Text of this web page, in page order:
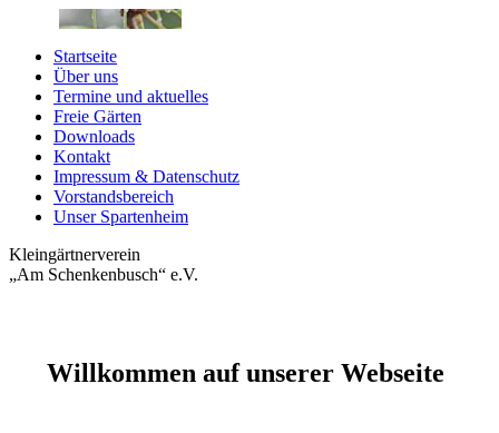
Startseite
Über uns
Termine und aktuelles
Freie Gärten
Downloads
Kontakt
Impressum & Datenschutz
Vorstandsbereich
Unser Spartenheim
Kleingärtnerverein
„Am Schenkenbusch“ e.V.
Willkommen auf unserer Webseite